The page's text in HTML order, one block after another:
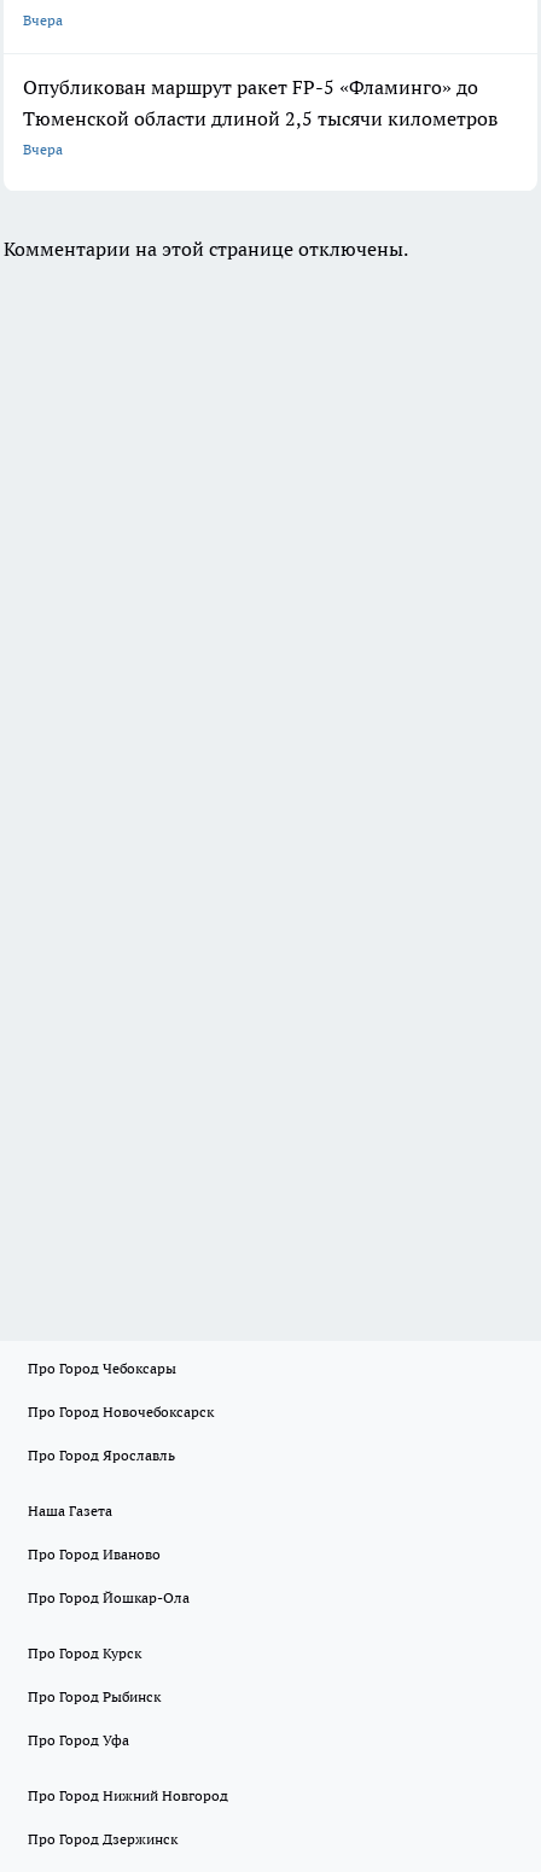
Вчера
Опубликован маршрут ракет FP-5 «Фламинго» до
Тюменской области длиной 2,5 тысячи километров
Вчера
Комментарии на этой странице отключены.
Про Город Чебоксары
Про Город Новочебоксарск
Про Город Ярославль
Наша Газета
Про Город Иваново
Про Город Йошкар-Ола
Про Город Курск
Про Город Рыбинск
Про Город Уфа
Про Город Нижний Новгород
Про Город Дзержинск